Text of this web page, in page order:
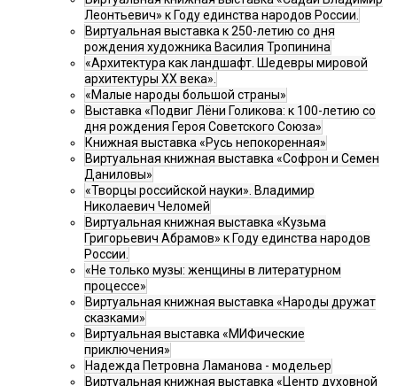
Леонтьевич» к Году единства народов России.
Виртуальная выставка к 250-летию со дня
рождения художника Василия Тропинина
«Архитектура как ландшафт. Шедевры мировой
архитектуры XX века».
«Малые народы большой страны»
Выставка «Подвиг Лёни Голикова: к 100-летию со
дня рождения Героя Советского Союза»
Книжная выставка «Русь непокоренная»
Виртуальная книжная выставка «Софрон и Семен
Даниловы»
«Творцы российской науки». Владимир
Николаевич Челомей
Виртуальная книжная выставка «Кузьма
Григорьевич Абрамов» к Году единства народов
России.
«Не только музы: женщины в литературном
процессе»
Виртуальная книжная выставка «Народы дружат
сказками»
Виртуальная выставка «МИФические
приключения»
Надежда Петровна Ламанова - модельер
Виртуальная книжная выставка «Центр духовной